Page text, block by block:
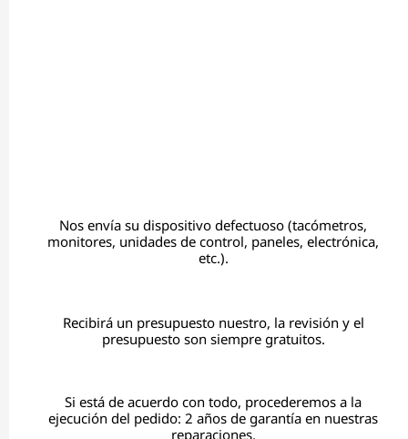
Nos envía su dispositivo defectuoso (tacómetros,
monitores, unidades de control, paneles, electrónica,
etc.).
Recibirá un presupuesto nuestro, la revisión y el
presupuesto son siempre gratuitos.
Si está de acuerdo con todo, procederemos a la
ejecución del pedido: 2 años de garantía en nuestras
reparaciones.